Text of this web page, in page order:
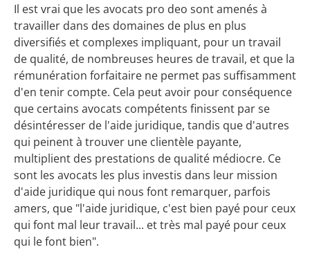
Il est vrai que les avocats pro deo sont amenés à
travailler dans des domaines de plus en plus
diversifiés et complexes impliquant, pour un travail
de qualité, de nombreuses heures de travail, et que la
rémunération forfaitaire ne permet pas suffisamment
d'en tenir compte. Cela peut avoir pour conséquence
que certains avocats compétents finissent par se
désintéresser de l'aide juridique, tandis que d'autres
qui peinent à trouver une clientèle payante,
multiplient des prestations de qualité médiocre. Ce
sont les avocats les plus investis dans leur mission
d'aide juridique qui nous font remarquer, parfois
amers, que "l'aide juridique, c'est bien payé pour ceux
qui font mal leur travail... et très mal payé pour ceux
qui le font bien".